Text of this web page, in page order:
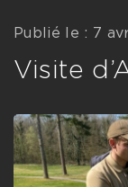
Publié le : 7
Visite